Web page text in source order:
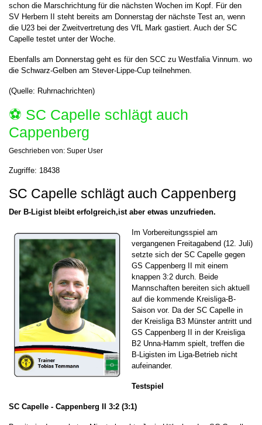
schon die Marschrichtung für die nächsten Wochen im Kopf. Für den
SV Herbern II steht bereits am Donnerstag der nächste Test an, wenn
die U23 bei der Zweitvertretung des VfL Mark gastiert. Auch der SC
Capelle testet unter der Woche.
Ebenfalls am Donnerstag geht es für den SCC zu Westfalia Vinnum. wo
die Schwarz-Gelben am Stever-Lippe-Cup teilnehmen.
(Quelle: Ruhrnachrichten)
⚽️ SC Capelle schlägt auch
Cappenberg
Geschrieben von: Super User
Zugriffe: 18438
SC Capelle schlägt auch Cappenberg
Der B-Ligist bleibt erfolgreich,ist aber etwas unzufrieden.
Im Vorbereitungsspiel am
vergangenen Freitagabend (12. Juli)
setzte sich der SC Capelle gegen
GS Cappenberg II mit einem
knappen 3:2 durch. Beide
Mannschaften bereiten sich aktuell
auf die kommende Kreisliga-B-
Saison vor. Da der SC Capelle in
der Kreisliga B3 Münster antritt und
GS Cappenberg II in der Kreisliga
B2 Unna-Hamm spielt, treffen die
B-Ligisten im Liga-Betrieb nicht
aufeinander.
Testspiel
SC Capelle - Cappenberg II 3:2 (3:1)